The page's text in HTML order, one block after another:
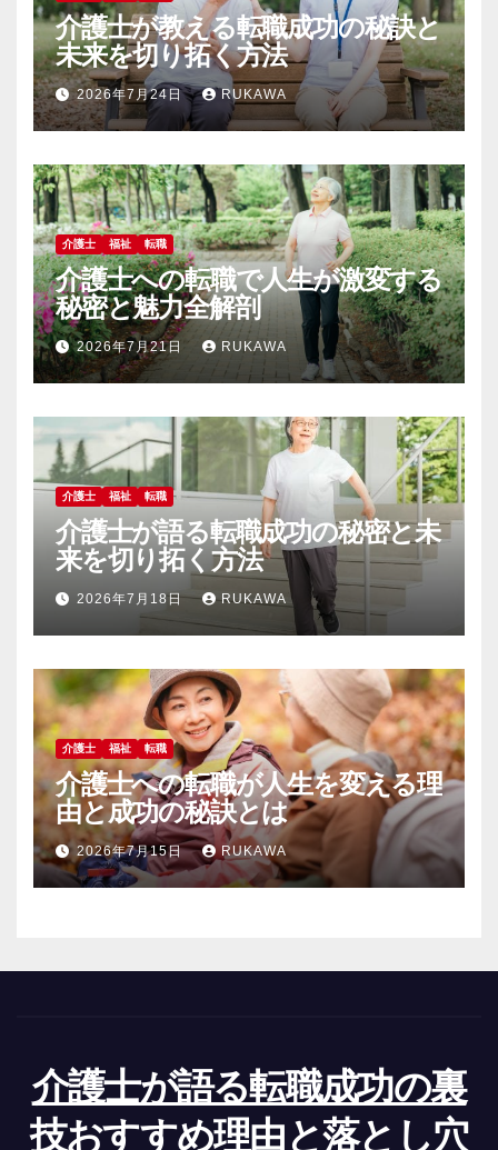
介護士が教える転職成功の秘訣と
未来を切り拓く方法
2026年7月24日 RUKAWA
介護士 福祉 転職
介護士への転職で人生が激変する
秘密と魅力全解剖
2026年7月21日 RUKAWA
介護士 福祉 転職
介護士が語る転職成功の秘密と未
来を切り拓く方法
2026年7月18日 RUKAWA
介護士 福祉 転職
介護士への転職が人生を変える理
由と成功の秘訣とは
2026年7月15日 RUKAWA
介護士が語る転職成功の裏
技おすすめ理由と落とし穴